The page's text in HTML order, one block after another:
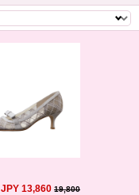
JPY 13,860 19,800